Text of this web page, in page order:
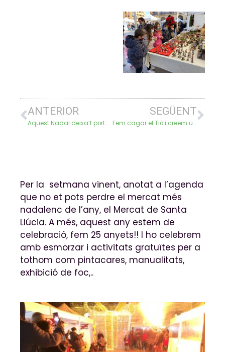
ANTERIOR
Aquest Nadal deixa’t portar per l’estrella de MC!
SEGÜENT
Fem cagar el Tió i creem un mural màgic!
Per la setmana vinent, anotat a l’agenda
que no et pots perdre el mercat més
nadalenc de l’any, el Mercat de Santa
Llúcia. A més, aquest any estem de
celebració, fem 25 anyets!! I ho celebrem
amb esmorzar i activitats gratuïtes per a
tothom com pintacares, manualitats,
exhibició de foc,..